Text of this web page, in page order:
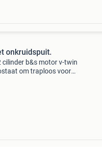
onkruidspuit.
cilinder b&s motor v-twin
om traploos voor